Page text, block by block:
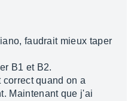
faudrait mieux taper
B1 et B2.
quand on a
Maintenant que j'ai